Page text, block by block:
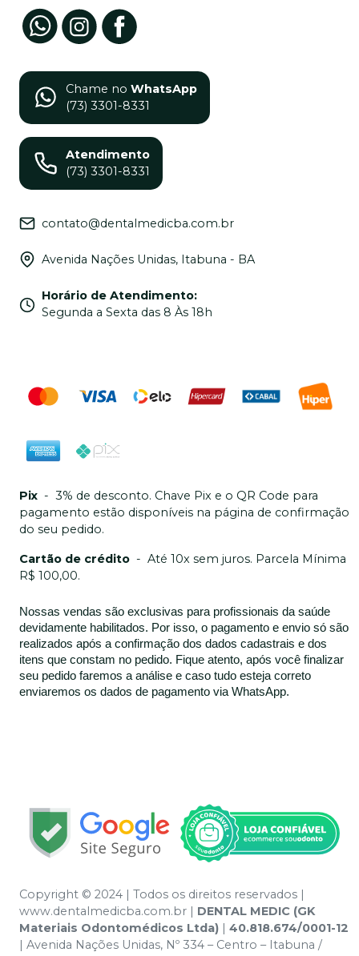
Chame no WhatsApp
(73) 3301-8331
Atendimento
(73) 3301-8331
contato@dentalmedicba.com.br
Avenida Nações Unidas, Itabuna - BA
Horário de Atendimento:
Segunda a Sexta das 8 Às 18h
Pix - 3% de desconto. Chave Pix e o QR Code para
pagamento estão disponíveis na página de confirmação
do seu pedido.
Cartão de crédito - Até 10x sem juros. Parcela Mínima
R$ 100,00.
Nossas vendas são exclusivas para profissionais da saúde
devidamente habilitados. Por isso, o pagamento e envio só são
realizados após a confirmação dos dados cadastrais e dos
itens que constam no pedido. Fique atento, após você finalizar
seu pedido faremos a análise e caso tudo esteja correto
enviaremos os dados de pagamento via WhatsApp.
Copyright © 2024 | Todos os direitos reservados |
www.dentalmedicba.com.br | DENTAL MEDIC (GK
Materiais Odontomédicos Ltda) | 40.818.674/0001-12
| Avenida Nações Unidas, Nº 334 – Centro – Itabuna /